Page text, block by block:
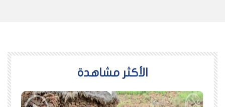
اﻷكثر مشاهدة